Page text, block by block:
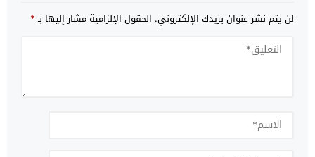
لن يتم نشر عنوان بريدك الإلكتروني. الحقول الإلزامية مشار إليها بـ*